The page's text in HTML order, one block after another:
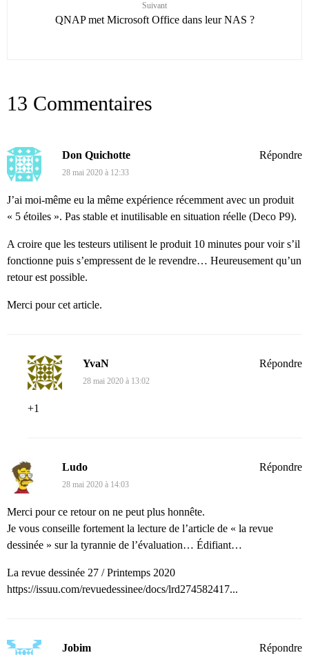
Suivant
QNAP met Microsoft Office dans leur NAS ?
13 Commentaires
Don Quichotte
28 mai 2020 à 12:33
J’ai moi-même eu la même expérience récemment avec un produit
« 5 étoiles ». Pas stable et inutilisable en situation réelle (Deco P9).
A croire que les testeurs utilisent le produit 10 minutes pour voir s’il
fonctionne puis s’empressent de le revendre… Heureusement qu’un
retour est possible.
Merci pour cet article.
Répondre
YvaN
28 mai 2020 à 13:02
+1
Répondre
Ludo
28 mai 2020 à 14:03
Merci pour ce retour on ne peut plus honnête.
Je vous conseille fortement la lecture de l’article de « la revue
dessinée » sur la tyrannie de l’évaluation… Édifiant…
La revue dessinée 27 / Printemps 2020
https://issuu.com/revuedessinee/docs/lrd274582417...
Répondre
Jobim Répondre